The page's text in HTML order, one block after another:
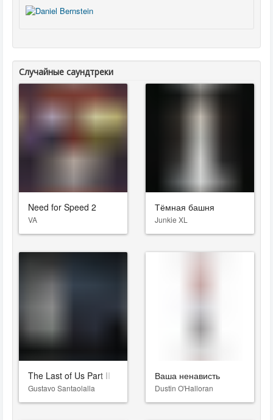
Случайные саундтреки
Need for Speed 2
VA
Тёмная башня
Junkie XL
The Last of Us Part II
Gustavo Santaolalla
Ваша ненависть
Dustin O'Halloran